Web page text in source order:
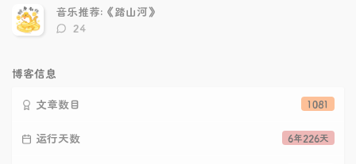
数：
音乐推荐:《踏山河》
评
24
博客信息
1081
文章数目
6年226天
运行天数